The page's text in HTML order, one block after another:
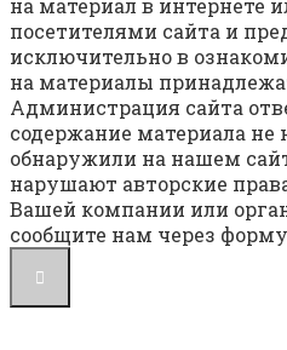
на материал в интернете
посетителями сайта и
исключительно в
на материалы
Администрация сайта
содержание материала не
обнаружили на нашем
нарушают авторские
Вашей компании или
сообщите нам через